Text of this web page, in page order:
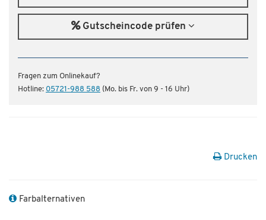
Gutscheincode prüfen
Fragen zum Onlinekauf?
Hotline: 05721-988 588 (Mo. bis Fr. von 9 - 16 Uhr)
Drucken
Farbalternativen